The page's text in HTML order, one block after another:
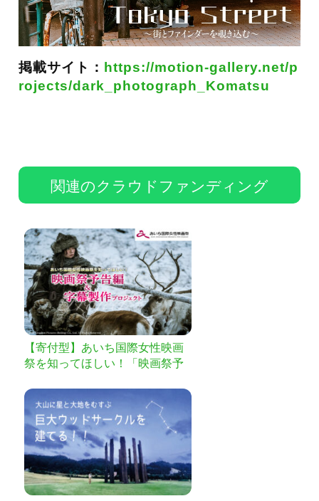
掲載サイト： https://motion-gallery.net/p
rojects/dark_photograph_Komatsu
関連のクラウドファンディング
【寄付型】あいち国際女性映画
祭を知ってほしい！「映画祭予